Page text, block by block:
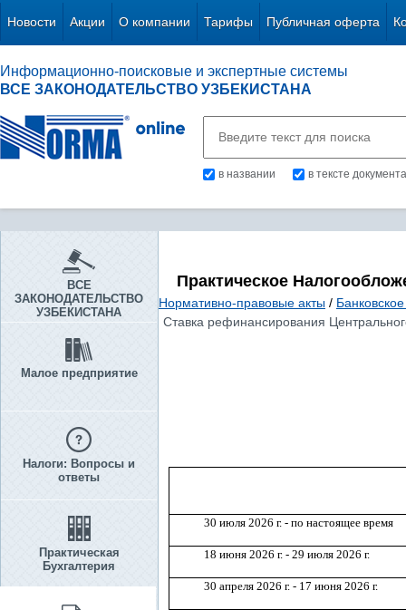
Новости Акции О компании Тарифы Публичная оферта
Информационно-поисковые и экспертные системы
ВСЕ ЗАКОНОДАТЕЛЬСТВО УЗБЕКИСТАНА
в названии в тексте документа
ВСЕ
ЗАКОНОДАТЕЛЬСТВО
УЗБЕКИСТАНА
Малое предприятие
Налоги: Вопросы и
ответы
Практическая
Бухгалтерия
Практическое
Нормативно-правовые акты /
Ставка рефинансирования
30 июля 2026 г. - по настоящее время
18 июня 2026 г. - 29 июля 2026 г.
30 апреля 2026 г. - 17 июня 2026 г.